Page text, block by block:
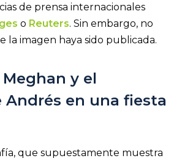
de prensa internacionales
o Reuters. Sin embargo, no
la imagen haya sido publicada.
y el
en una fiesta
que supuestamente muestra